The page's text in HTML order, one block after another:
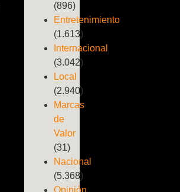
(896)
Entretenimiento
(1.613)
Internacional
(3.042)
Local
(2.940)
Marcas
de
Valor
(31)
Nacional
(5.368)
Opinión